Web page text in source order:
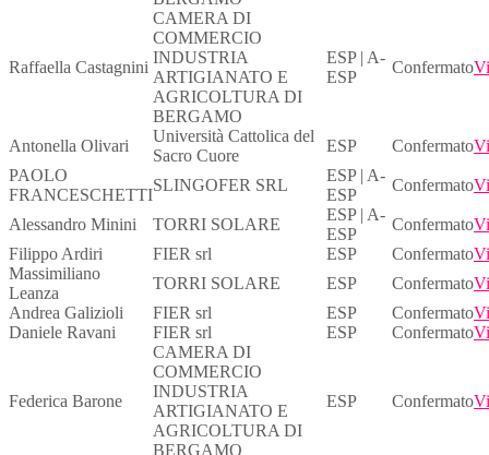
Raffaella Castagnini
CAMERA DI
COMMERCIO
INDUSTRIA
ARTIGIANATO E
AGRICOLTURA DI
BERGAMO
ESP | A-
ESP
Confermato
Antonella Olivari
Università Cattolica del
Sacro Cuore
ESP Confermato
PAOLO
FRANCESCHETTI
SLINGOFER SRL
ESP | A-
ESP
Confermato
Alessandro Minini TORRI SOLARE
ESP | A-
ESP
Confermato
Filippo Ardiri
FIER srl ESP Confermato
Massimiliano
Leanza
TORRI SOLARE ESP Confermato
Andrea Galizioli
FIER srl ESP Confermato
Daniele Ravani
FIER srl ESP Confermato
Federica Barone
CAMERA DI
COMMERCIO
INDUSTRIA
ARTIGIANATO E
AGRICOLTURA DI
BERGAMO
ESP Confermato